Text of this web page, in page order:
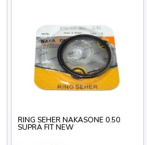
RING SEHER NAKASONE 0.50
SUPRA FIT NEW